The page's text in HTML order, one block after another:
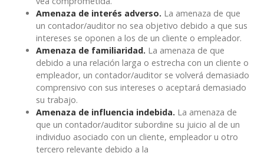
Amenaza de interés adverso. La amenaza de que
un contador/auditor no sea objetivo debido a que sus
intereses se oponen a los de un cliente o empleador.
Amenaza de familiaridad. La amenaza de que
debido a una relación larga o estrecha con un cliente o
empleador, un contador/auditor se volverá demasiado
comprensivo con sus intereses o aceptará demasiado
su trabajo.
Amenaza de influencia indebida. La amenaza de
que un contador/auditor subordine su juicio al de un
individuo asociado con un cliente, empleador u otro
tercero relevante debido a la